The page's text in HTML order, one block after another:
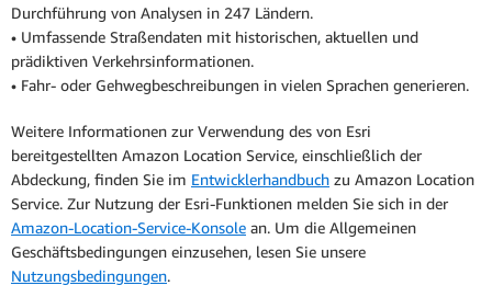
Durchführung von Analysen in 247 Ländern.
• Umfassende Straßendaten mit historischen, aktuellen und
prädiktiven Verkehrsinformationen.
• Fahr- oder Gehwegbeschreibungen in vielen Sprachen generieren.
Weitere Informationen zur Verwendung des von Esri
bereitgestellten Amazon Location Service, einschließlich der
Abdeckung, finden Sie im Entwicklerhandbuch zu Amazon Location
Service. Zur Nutzung der Esri-Funktionen melden Sie sich in der
Amazon-Location-Service-Konsole an. Um die Allgemeinen
Geschäftsbedingungen einzusehen, lesen Sie unsere
Nutzungsbedingungen.